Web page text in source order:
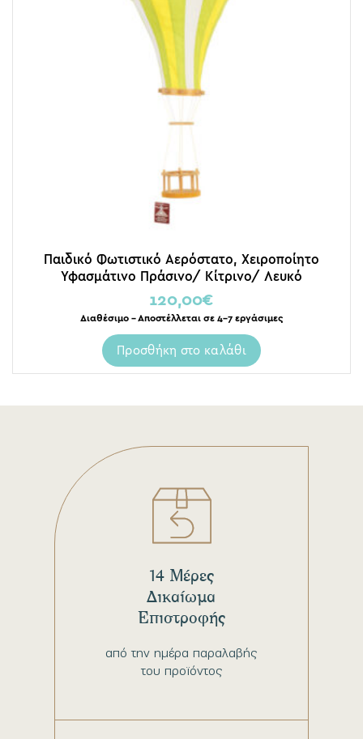
Παιδικό Φωτιστικό Αερόστατο, Χειροποίητο
Υφασμάτινο Πράσινο/ Κίτρινο/ Λευκό
120,00€
Διαθέσιμο – Αποστέλλεται σε 4-7 εργάσιμες
Προσθήκη στο καλάθι
από την ημέρα παραλαβής
του προϊόντος
14 Μέρες
Δικαίωμα
Επιστροφής